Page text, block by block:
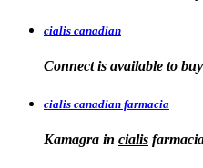
cialis canadian
Connect is available to
cialis canadian farmacia
Kamagra in cialis